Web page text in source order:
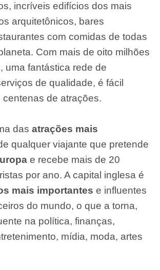
incríveis edifícios dos mais
arquitetônicos, bares
com comidas de todas
Com mais de oito milhões
uma fantástica rede de
de qualidade, é fácil
de atrações.
das atrações mais
qualquer viajante que pretende
e recebe mais de 20
por ano. A capital inglesa é
mais importantes e influentes
do mundo, o que a torna,
na política, finanças,
mídia, moda, artes